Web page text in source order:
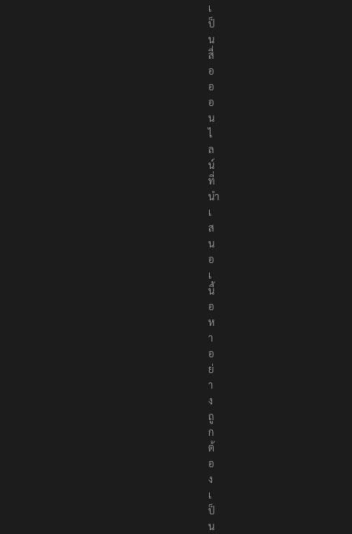
เ
ป็
น
สื่
อ
อ
อ
น
ไ
ล
น์
ที่
นำ
เ
ส
น
อ
เ
นื้
อ
ห
า
อ
ย่
า
ง
ถู
ก
ต้
อ
ง
เ
ป็
น